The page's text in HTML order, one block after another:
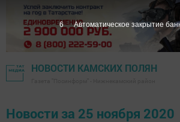
НОВОСТИ КАМСКИХ ПОЛЯН
Новости за 25 ноября 2020
5 Автоматическое закрытие